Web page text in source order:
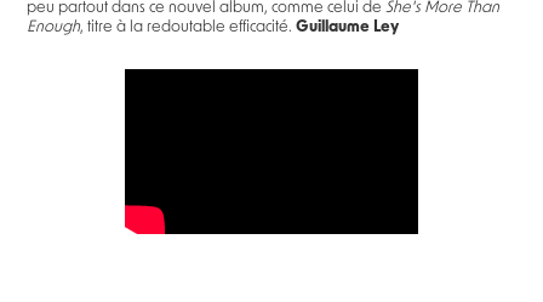
peu partout dans ce nouvel album, comme celui deShe's More Than
Enough, titre à la redoutable efficacité.Guillaume Ley